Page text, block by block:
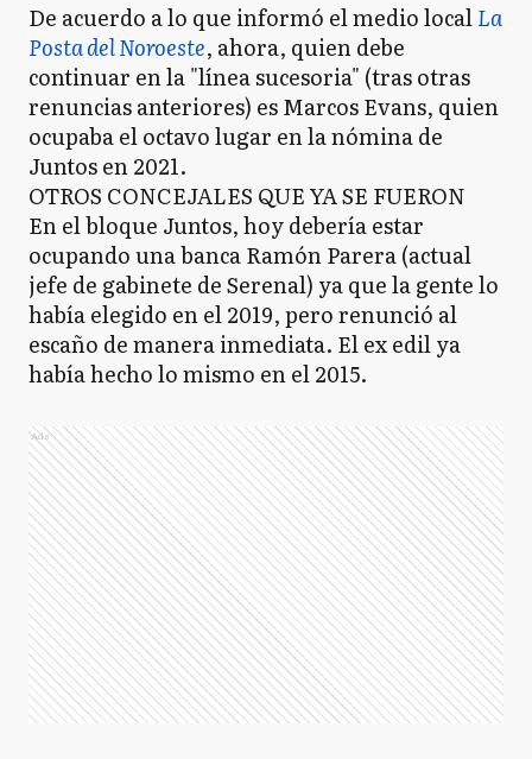
De acuerdo a lo que informó el medio localLa
Posta del Noroeste, ahora, quien debe
continuar en la "línea sucesoria" (tras otras
renuncias anteriores) es Marcos Evans, quien
ocupaba el octavo lugar en la nómina de
Juntos en 2021.
OTROS CONCEJALES QUE YA SE FUERON
En el bloque Juntos, hoy debería estar
ocupando una banca Ramón Parera (actual
jefe de gabinete de Serenal) ya que la gente lo
había elegido en el 2019, pero renunció al
escaño de manera inmediata. El ex edil ya
había hecho lo mismo en el 2015.
Ads